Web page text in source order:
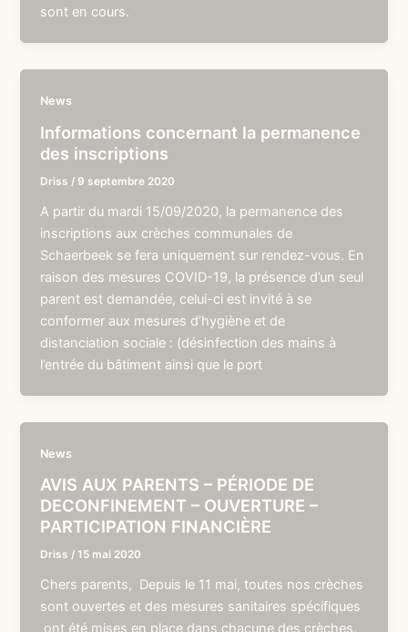
sont en cours.
News
Informations concernant la permanence
des inscriptions
Driss / 9 septembre 2020
A partir du mardi 15/09/2020, la permanence des
inscriptions aux crèches communales de
Schaerbeek se fera uniquement sur rendez-vous. En
raison des mesures COVID-19, la présence d’un seul
parent est demandée, celui-ci est invité à se
conformer aux mesures d’hygiène et de
distanciation sociale : (désinfection des mains à
l’entrée du bâtiment ainsi que le port
News
AVIS AUX PARENTS – PÉRIODE DE
DECONFINEMENT – OUVERTURE –
PARTICIPATION FINANCIÈRE
Driss /15 mai 2020
Chers parents, Depuis le 11 mai, toutes nos crèches
sont ouvertes et des mesures sanitaires spécifiques
ont été mises en place dans chacune des crèches.